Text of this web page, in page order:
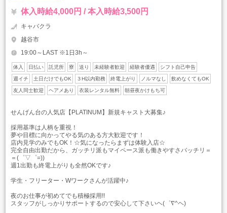
体入時給4,000円 / 本入時給3,500円
キャバクラ
越谷市
19:00～LAST ※1日3h～
体入 日払い 託児所 寮 送り 未経験者歓迎 経験者優遇 シフト自己申告
週イチ 土日だけでもOK ３H以内勤務 終電上がり ノルマなし 飲めなくてもOK
友人同士歓迎 ヘアメあり 衣装レンタル無料 朝昼夜かけもち可
せんげん台の人気店【PLATINUM】新規キャスト大募集♪
採用基準は人柄を重視！
夢や目標に向かってやる気のある方大歓迎です！
店内見学のみでもOK！☆気になったらまずは体験入店☆
完全自由出勤だから、ガッチリ派もマイペース派も働きやすさバッチリ＝
＝(゜▽゜=))
週1出勤も終電上がりも全然OKです♪
学生・フリーター・Wワークさんが活躍中♪
夜のお仕事が初めてでも積極採用!!
スタッフがしっかりサポートするので安心して下さいヘ(゜∇^ヘ)